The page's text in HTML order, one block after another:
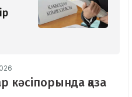
кәсіпорында қаза